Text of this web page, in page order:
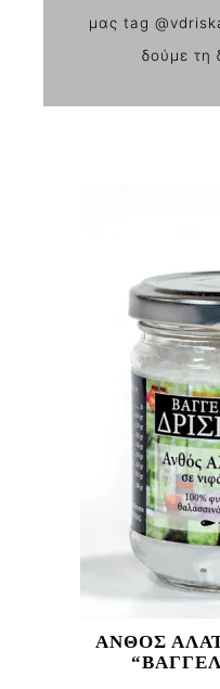
μας tag
δούμε τη
ΑΝΘΟΣ